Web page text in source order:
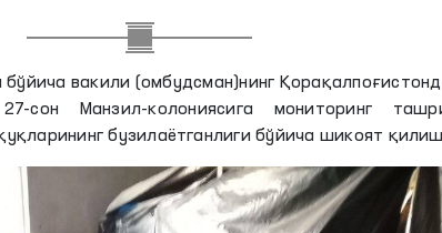
вакили (омбудсман)нинг
сон Манзил-колониясига мониторинг
бузилаётганлиги бўйича шикоят